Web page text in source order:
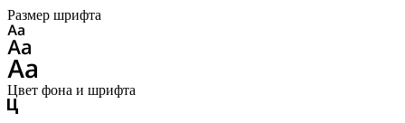
Размер шрифта
Цвет фона и шрифта